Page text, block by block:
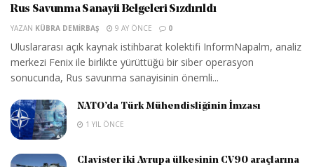
Rus Savunma Sanayii Belgeleri Sızdırıldı
YAZAN KÜBRA DEMIRBAŞ 9 AY ÖNCE 0
Uluslararası açık kaynak istihbarat kolektifi InformNapalm, analiz
merkezi Fenix ile birlikte yürüttüğü bir siber operasyon
sonucunda, Rus savunma sanayisinin önemli...
NATO’da Türk Mühendisliğinin İmzası
1 YIL ÖNCE
Clavister iki Avrupa ülkesinin CV90 araçlarına